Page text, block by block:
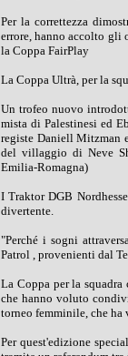
Per la correttezza
errore, hanno accolto gli
la Coppa FairPlay
La Coppa Ultrà, per la
Un trofeo nuovo
mista di Palestinesi ed
registe Daniell Mitzman
del villaggio di Neve
Emilia-Romagna)
I Traktor DGB
divertente.
"Perché i sogni
Patrol , provenienti dal
La Coppa per la
che hanno voluto
torneo femminile, che ha
Per quest'edizione